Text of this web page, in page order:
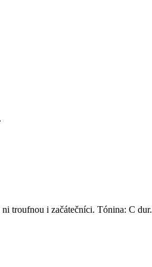
troufnou i začátečníci. Tónina: C dur.